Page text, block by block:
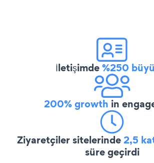
İletişimde%250
200% growth in
Ziyaretçiler sitelerinde2,5
süre geçirdi